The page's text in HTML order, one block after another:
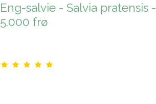
Eng-salvie - Salvia pratensis -
5.000 frø